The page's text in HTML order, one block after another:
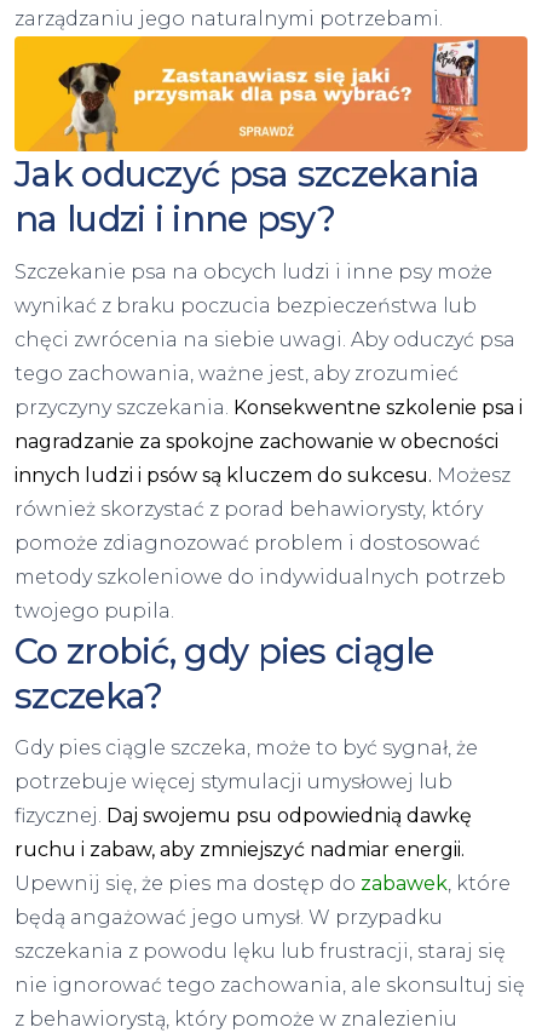
zarządzaniu jego naturalnymi potrzebami.
Jak oduczyć psa szczekania
na ludzi i inne psy?
Szczekanie psa na obcych ludzi i inne psy może
wynikać z braku poczucia bezpieczeństwa lub
chęci zwrócenia na siebie uwagi. Aby oduczyć psa
tego zachowania, ważne jest, aby zrozumieć
przyczyny szczekania. Konsekwentne szkolenie psa i
nagradzanie za spokojne zachowanie w obecności
innych ludzi i psów są kluczem do sukcesu. Możesz
również skorzystać z porad behawiorysty, który
pomoże zdiagnozować problem i dostosować
metody szkoleniowe do indywidualnych potrzeb
twojego pupila.
Co zrobić, gdy pies ciągle
szczeka?
Gdy pies ciągle szczeka, może to być sygnał, że
potrzebuje więcej stymulacji umysłowej lub
fizycznej. Daj swojemu psu odpowiednią dawkę
ruchu i zabaw, aby zmniejszyć nadmiar energii.
Upewnij się, że pies ma dostęp do zabawek, które
będą angażować jego umysł. W przypadku
szczekania z powodu lęku lub frustracji, staraj się
nie ignorować tego zachowania, ale skonsultuj się
z behawiorystą, który pomoże w znalezieniu